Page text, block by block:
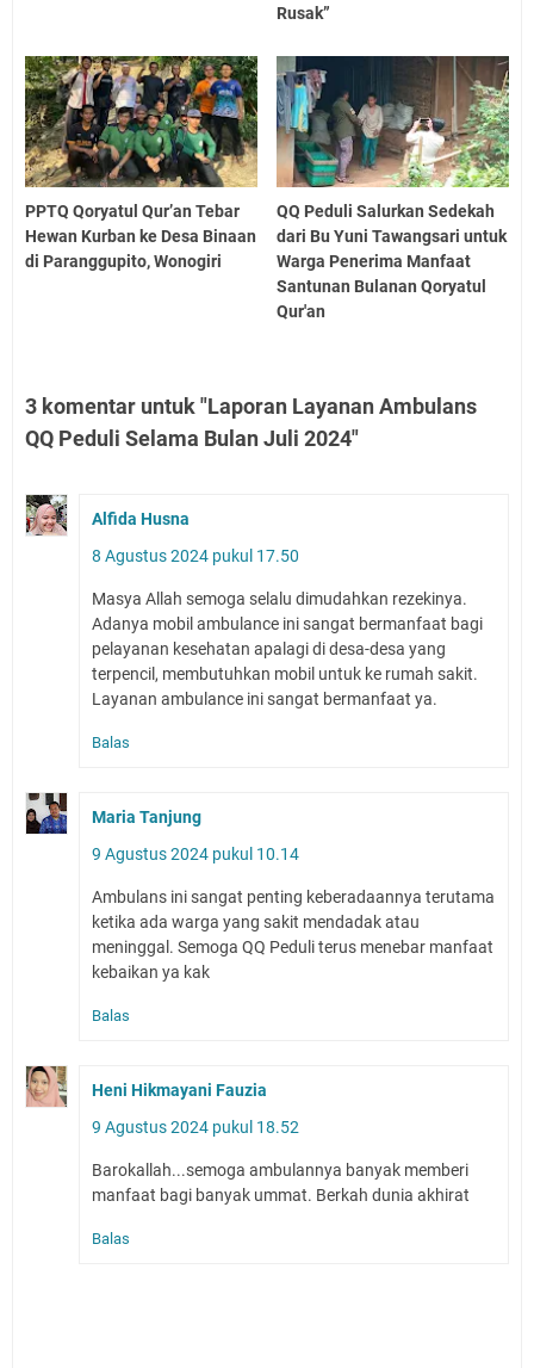
Rusak”
PPTQ Qoryatul Qur’an Tebar
Hewan Kurban ke Desa Binaan
di Paranggupito, Wonogiri
QQ Peduli Salurkan Sedekah
dari Bu Yuni Tawangsari untuk
Warga Penerima Manfaat
Santunan Bulanan Qoryatul
Qur'an
3 komentar untuk "Laporan Layanan Ambulans
QQ Peduli Selama Bulan Juli 2024"
Alfida Husna
8 Agustus 2024 pukul 17.50
Masya Allah semoga selalu dimudahkan rezekinya.
Adanya mobil ambulance ini sangat bermanfaat bagi
pelayanan kesehatan apalagi di desa-desa yang
terpencil, membutuhkan mobil untuk ke rumah sakit.
Layanan ambulance ini sangat bermanfaat ya.
Balas
Maria Tanjung
9 Agustus 2024 pukul 10.14
Ambulans ini sangat penting keberadaannya terutama
ketika ada warga yang sakit mendadak atau
meninggal. Semoga QQ Peduli terus menebar manfaat
kebaikan ya kak
Balas
Heni Hikmayani Fauzia
9 Agustus 2024 pukul 18.52
Barokallah...semoga ambulannya banyak memberi
manfaat bagi banyak ummat. Berkah dunia akhirat
Balas